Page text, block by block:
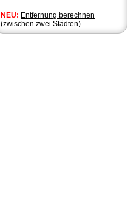
NEU: Entfernung berechnen
(zwischen zwei Städten)